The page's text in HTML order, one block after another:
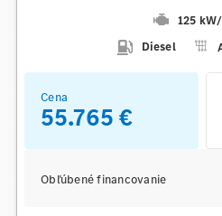
125 kW/
Diesel
Cena
55.765 €
Obľúbené financovanie